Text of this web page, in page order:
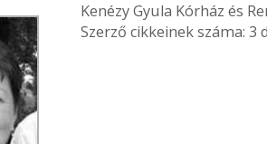
Kenézy Gyula Kórház és
Szerző cikkeinek száma: 3